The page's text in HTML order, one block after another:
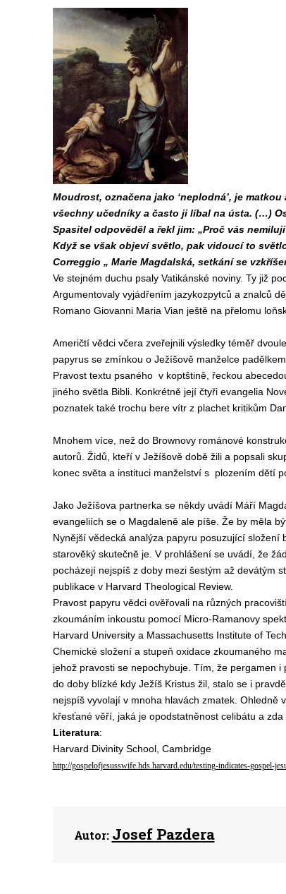
Moudrost, označena jako ‘neplodná’, je
všechny učedníky a často ji líbal na ústa. (…)
Spasitel odpověděl a řekl jim: „Proč vás
Když se však objeví světlo, pak vidoucí to
Correggio „ Marie Magdalská, setkání se
Ve stejném duchu psaly Vatikánské noviny. Ty již
Argumentovaly vyjádřením jazykozpytců a znalců
Romano Giovanni Maria Vian ještě na přelomu
Američtí vědci včera zveřejnili výsledky téměř
papyrus se zmínkou o Ježíšově manželce
Pravost textu psaného v koptštině, řeckou
jiného světla Bibli. Konkrétně její čtyři evangelia
poznatek také trochu bere vítr z plachet kritikům
Mnohem více, než do Brownovy románové
autorů. Židů, kteří v Ježíšově době žili a popsali
konec světa a instituci manželství s plozením dětí
Jako Ježíšova partnerka se někdy uvádí Máří
evangeliích se o Magdaleně ale píše. Že by měla
Nynější vědecká analýza papyru posuzující
starověký skutečně je. V prohlášení se uvádí, že
pocházejí nejspíš z doby mezi šestým až devátým
publikace v Harvard Theological Review.
Pravost papyru vědci ověřovali na různých
zkoumáním inkoustu pomocí Micro-Ramanovy
Harvard University a Massachusetts Institute of
Chemické složení a stupeň oxidace zkoumaného
jehož pravosti se nepochybuje. Tím, že pergamen
do doby blízké kdy Ježíš Kristus žil, stalo se i
nejspíš vyvolají v mnoha hlavách zmatek. Ohledně
křesťané věří, jaká je opodstatněnost celibátu a
Literatura:
Harvard Divinity School, Cambridge
http://gospelofjesusswife.hds.harvard.edu/testing-indicates-gospel-
Autor: Josef Pazdera